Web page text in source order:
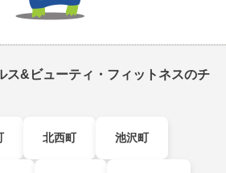
ス&ビューティ・フィットネスのチ
北西町 池沢町